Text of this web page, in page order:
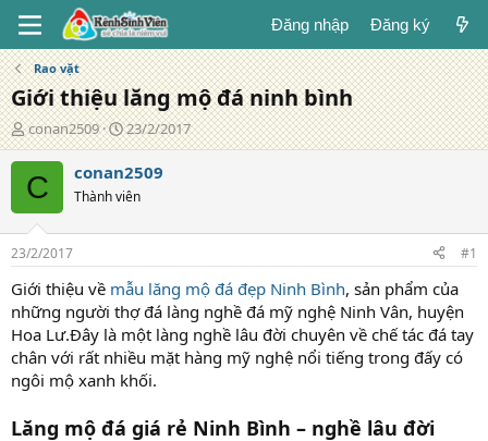
Đăng nhập Đăng ký
Rao vặt
Giới thiệu lăng mộ đá ninh bình
T
á
c
g
ả
conan2509
N
g
à
y
đ
g
23/2/2017
C conan2509
Thành viên
23/2/2017 #1
Giới thiệu về mẫu lăng mộ đá đẹp Ninh Bình, sản phẩm của
những người thợ đá làng nghề đá mỹ nghệ Ninh Vân, huyện
Hoa Lư.Đây là một làng nghề lâu đời chuyên về chế tác đá tay
chân với rất nhiều mặt hàng mỹ nghệ nổi tiếng trong đấy có
ngôi mộ xanh khối.
Lăng mộ đá giá rẻ Ninh Bình – nghề lâu đời